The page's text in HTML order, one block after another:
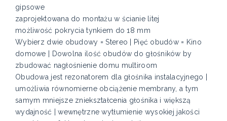
gipsowe
zaprojektowana do montażu w ścianie litej
możliwość pokrycia tynkiem do 18 mm
Wybierz dwie obudowy = Stereo | Pięć obudów = Kino
domowe | Dowolna ilość obudów do głośników by
zbudować nagłośnienie domu multiroom
Obudowa jest rezonatorem dla głośnika instalacyjnego |
umożliwia równomierne obciążenie membrany, a tym
samym mniejsze zniekształcenia głośnika i większą
wydajność | wewnętrzne wytłumienie wysokiej jakości